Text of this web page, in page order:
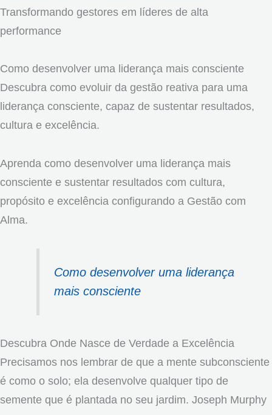
Transformando gestores em líderes de alta
performance
Como desenvolver uma liderança mais consciente
Descubra como evoluir da gestão reativa para uma
liderança consciente, capaz de sustentar resultados,
cultura e excelência.
Aprenda como desenvolver uma liderança mais
consciente e sustentar resultados com cultura,
propósito e excelência configurando a Gestão com
Alma.
Como desenvolver uma liderança
mais consciente
Descubra Onde Nasce de Verdade a Excelência
Precisamos nos lembrar de que a mente subconsciente
é como o solo; ela desenvolve qualquer tipo de
semente que é plantada no seu jardim. Joseph Murphy